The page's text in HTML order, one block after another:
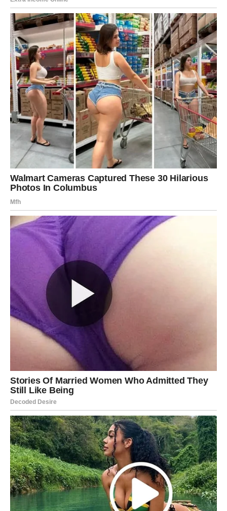
Jer možda deluje kao da ide sporo – ali ide sigurno.
Možda ne priča mnogo o svojim planovima – ali ih
ostvaruje.
Možda ne reaguje odmah na provokaciju – ali kada
reaguje, to je zato što je dosta.
I tada se čuje.
Ne u galami.
Nego u posledici.
Najveća greška koju možeš
napraviti sa Bikom
Misliti da će zauvek ćutati.
Misliti da će zauvek tolerisati.
Misliti da je njegova smirenost znak da možeš da pređeš
još jednu granicu.
Ne možeš.
Jer Bik je strpljiv – ali nije slab.
Mirnoća nije nemoć.
Tolerancija nije dozvola.
On daje mnogo.
Ali kad uzme nazad svoju energiju – osetiš prazninu.